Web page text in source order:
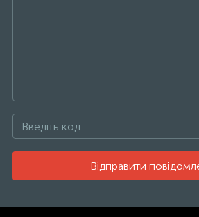
Відправити